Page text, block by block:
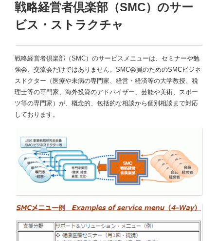
戦略経営者倶楽部（SMC）のサー
ビス・ストラクチャ
戦略経営者倶楽部（SMC）のサービスメニューは、セミナーや勉
強会、交流会だけではありません。SMC会員のためのSMCビジネ
スドクター（医療や未病の専門家、経営・経済等の大学教授、税
理士等の専門家、海外投資のアドバイザー、芸能や美術、スポー
ツ等の専門家）が、概念的、包括的な相談から個別相談まで対応
しております。